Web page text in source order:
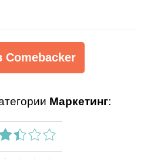
Comebacker
Маркетинг: